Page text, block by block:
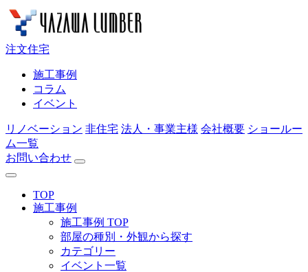
注文住宅
施工事例
コラム
イベント
リノベーション 非住宅 法人・事業主様 会社概要 ショールー
ム一覧
お問い合わせ
TOP
施工事例
施工事例 TOP
部屋の種別・外観から探す
カテゴリー
イベント一覧